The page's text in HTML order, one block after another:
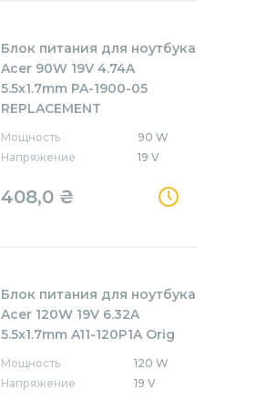
Блок питания для ноутбука
Acer 90W 19V 4.74A
5.5x1.7mm PA-1900-05
REPLACEMENT
Мощность
90 W
Напряжение
19 V
408,0 ₴
Блок питания для ноутбука
Acer 120W 19V 6.32A
5.5x1.7mm A11-120P1A Orig
Мощность
120 W
Напряжение
19 V